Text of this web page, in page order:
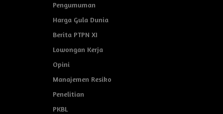
Pengumuman
Harga Gula Dunia
Berita PTPN XI
Lowongan Kerja
Opini
Manajemen Resiko
Penelitian
PKBL